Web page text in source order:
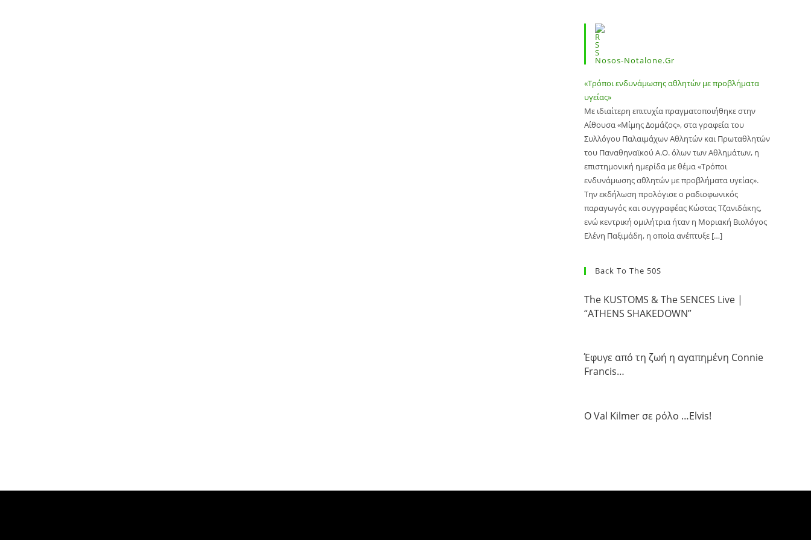
Nosos-Notalone.gr
«Τρόποι ενδυνάμωσης αθλητών με προβλήματα
υγείας»
Με ιδιαίτερη επιτυχία πραγματοποιήθηκε στην
Αίθουσα «Μίμης Δομάζος», στα γραφεία του
Συλλόγου Παλαιμάχων Αθλητών και Πρωταθλητών
του Παναθηναϊκού Α.Ο. όλων των Αθλημάτων, η
επιστημονική ημερίδα με θέμα «Τρόποι
ενδυνάμωσης αθλητών με προβλήματα υγείας».
Την εκδήλωση προλόγισε ο ραδιοφωνικός
παραγωγός και συγγραφέας Κώστας Τζανιδάκης,
ενώ κεντρική ομιλήτρια ήταν η Μοριακή Βιολόγος
Ελένη Παξιμάδη, η οποία ανέπτυξε […]
Back To The 50S
The KUSTOMS & The SENCES Live |
“ATHENS SHAKEDOWN”
Έφυγε από τη ζωή η αγαπημένη Connie
Francis…
Ο Val Kilmer σε ρόλο …Elvis!